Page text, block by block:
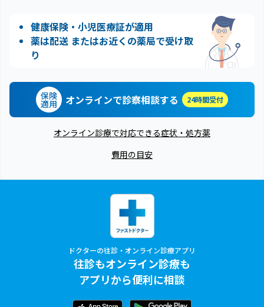
健康保険・小児医療証が適用
薬は配送 またはお近くの薬局で受け取
り
保険
適用 オンラインで診察相談する 24時間受付
オンライン診療で対応できる症状・処方薬
費用の目安
ドクターの往診・オンライン診療アプリ
往診もオンライン診療も
アプリから便利に相談